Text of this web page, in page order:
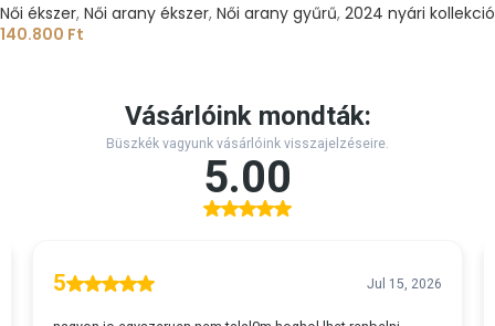
Női ékszer, Női arany ékszer, Női arany gyűrű, 2024 nyári kollekció
140.800 Ft